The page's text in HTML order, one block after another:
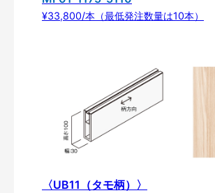
¥33,800/本（最低発注数量は10本）
〈UB11（タモ柄）〉